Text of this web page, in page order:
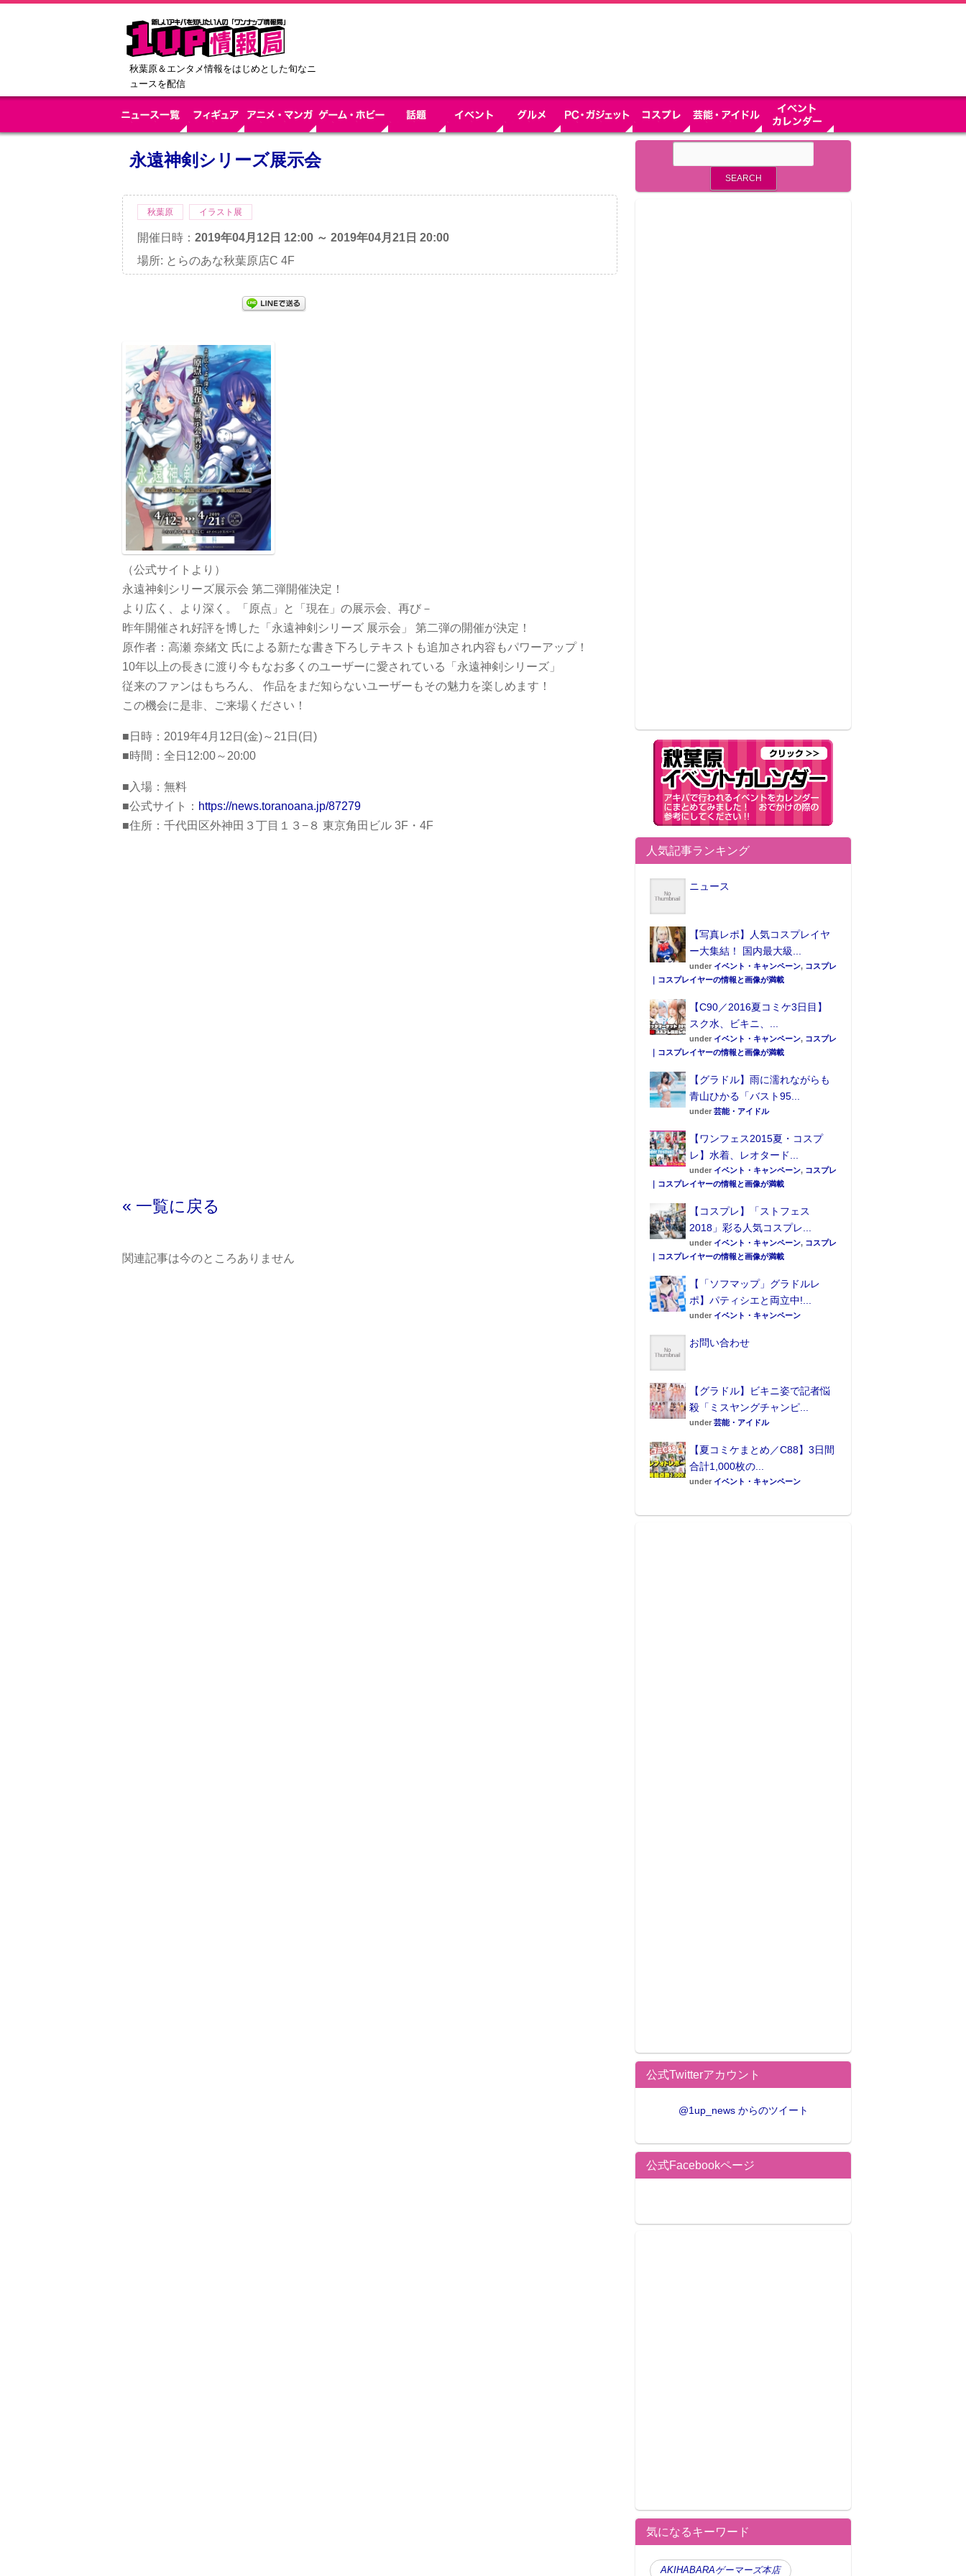
秋葉原＆エンタメ情報をはじめとした旬なニ
ュースを配信
永遠神剣シリーズ展示会
秋葉原 イラスト展
開催日時： 2019年04月12日 12:00 ～ 2019年04月21日 20:00
場所: とらのあな秋葉原店C 4F
（公式サイトより）
永遠神剣シリーズ展示会 第二弾開催決定！
より広く、より深く。「原点」と「現在」の展示会、再び－
昨年開催され好評を博した「永遠神剣シリーズ 展示会」 第二弾の開催が決定！
原作者：高瀬 奈緒文 氏による新たな書き下ろしテキストも追加され内容もパワーアップ！
10年以上の長きに渡り今もなお多くのユーザーに愛されている「永遠神剣シリーズ」
従来のファンはもちろん、 作品をまだ知らないユーザーもその魅力を楽しめます！
この機会に是非、ご来場ください！
■日時：2019年4月12日(金)～21日(日)
■時間：全日12:00～20:00
■入場：無料
■公式サイト： https://news.toranoana.jp/87279
■住所：千代田区外神田３丁目１３−８ 東京角田ビル 3F・4F
« 一覧に戻る
関連記事は今のところありません
人気記事ランキング
ニュース
【写真レポ】人気コスプレイヤ
ー大集結！ 国内最大級...
under イベント・キャンペーン, コスプレ
｜コスプレイヤーの情報と画像が満載
【C90／2016夏コミケ3日目】
スク水、ビキニ、...
under イベント・キャンペーン, コスプレ
｜コスプレイヤーの情報と画像が満載
【グラドル】雨に濡れながらも
青山ひかる「バスト95...
under 芸能・アイドル
【ワンフェス2015夏・コスプ
レ】水着、レオタード...
under イベント・キャンペーン, コスプレ
｜コスプレイヤーの情報と画像が満載
【コスプレ】「ストフェス
2018」彩る人気コスプレ...
under イベント・キャンペーン, コスプレ
｜コスプレイヤーの情報と画像が満載
【「ソフマップ」グラドルレ
ポ】パティシエと両立中!...
under イベント・キャンペーン
お問い合わせ
【グラドル】ビキニ姿で記者悩
殺「ミスヤングチャンピ...
under 芸能・アイドル
【夏コミケまとめ／C88】3日間
合計1,000枚の...
under イベント・キャンペーン
公式Twitterアカウント
@1up_news からのツイート
公式Facebookページ
気になるキーワード
AKIHABARAゲーマーズ本店